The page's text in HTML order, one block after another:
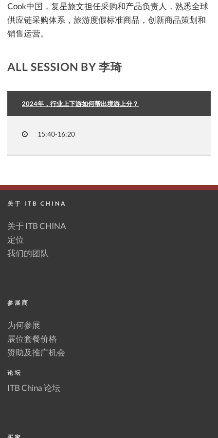
Cook中国，复星旅文担任采购和产品负责人，熟悉全球
供应链采购体系，旅游度假标准商品，创新商品策划和
销售运营。
ALL SESSION BY 李琦
2024年，行业上下游如何帮出境游上分？
15:40-16:20
关于 ITB CHINA
关于 ITB CHINA
定位
我们的团队
参展商
为何参展
展位套餐价格
赞助及推广机会
论坛
ITB China 论坛